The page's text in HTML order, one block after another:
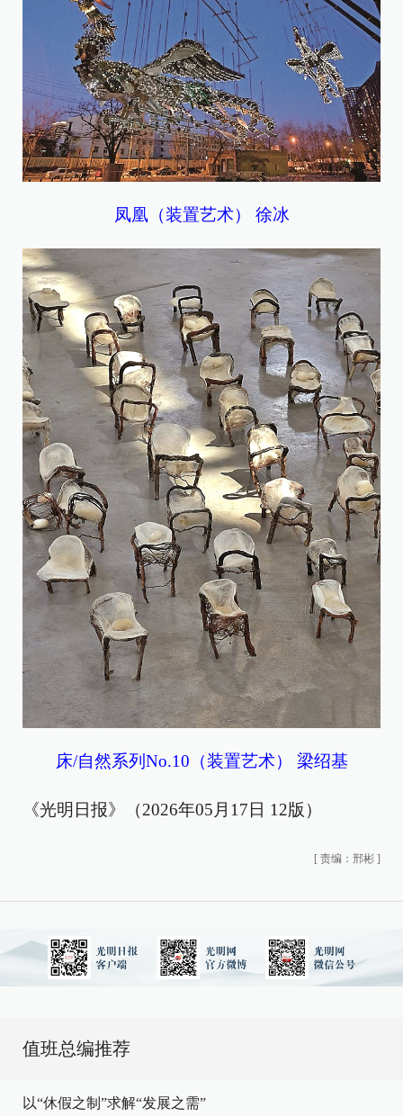
凤凰（装置艺术） 徐冰
床/自然系列No.10（装置艺术） 梁绍基
《光明日报》（2026年05月17日 12版）
[ 责编：邢彬 ]
值班总编推荐
以“休假之制”求解“发展之需”